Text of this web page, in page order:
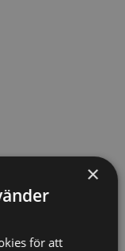
som
där han
rapporter följde
×
för att